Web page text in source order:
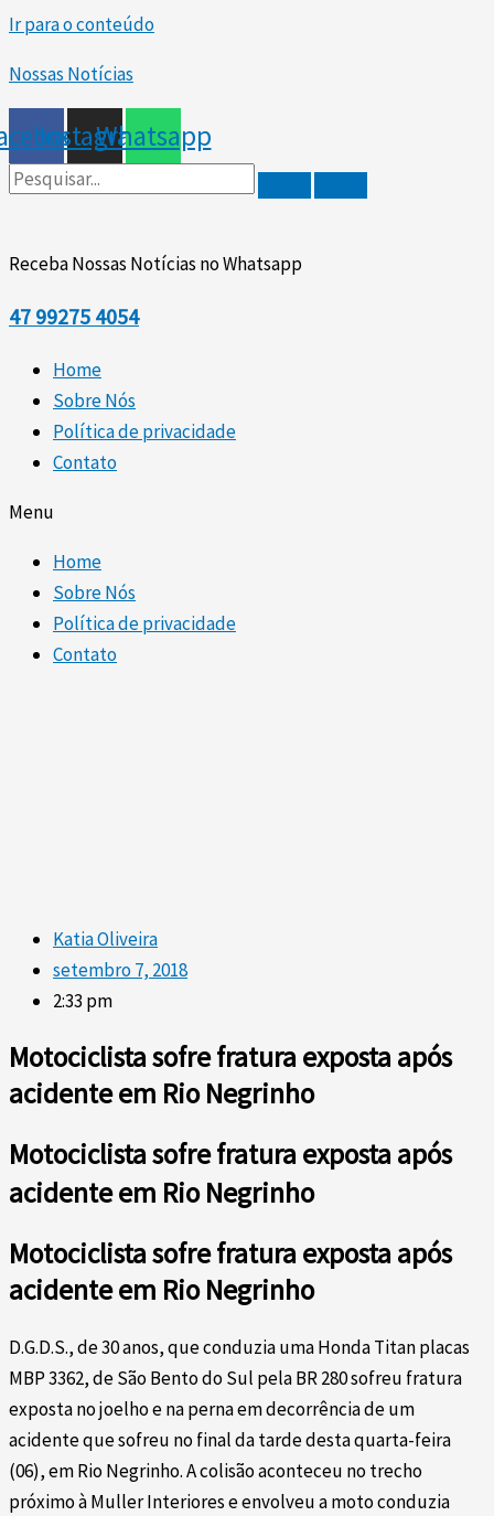
Ir para o conteúdo
Nossas Notícias
InstagramWhatsapp
Receba Nossas Notícias no Whatsapp
47 99275 4054
Home
Sobre Nós
Política de privacidade
Contato
Menu
Home
Sobre Nós
Política de privacidade
Contato
Katia Oliveira
setembro 7, 2018
2:33 pm
Motociclista sofre fratura exposta após
acidente em Rio Negrinho
Motociclista sofre fratura exposta após
acidente em Rio Negrinho
Motociclista sofre fratura exposta após
acidente em Rio Negrinho
D.G.D.S., de 30 anos, que conduzia uma Honda Titan placas
MBP 3362, de São Bento do Sul pela BR 280 sofreu fratura
exposta no joelho e na perna em decorrência de um
acidente que sofreu no final da tarde desta quarta-feira
(06), em Rio Negrinho. A colisão aconteceu no trecho
próximo à Muller Interiores e envolveu a moto conduzia